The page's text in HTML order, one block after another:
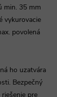
min. 35 mm
vykurovacie
povolená
ho uzatvára
Bezpečný
pre